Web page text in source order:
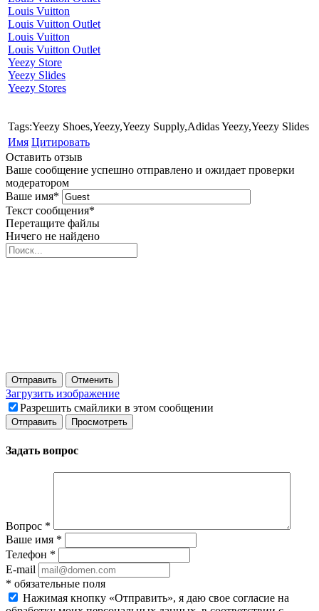
Louis Vuitton
Louis Vuitton Outlet
Louis Vuitton
Louis Vuitton Outlet
Yeezy Store
Yeezy Slides
Yeezy Stores
Tags:Yeezy Shoes,Yeezy,Yeezy Supply,Adidas Yeezy,Yeezy Slides
Имя Цитировать
Оставить отзыв
Ваше сообщение успешно отправлено и ожидает проверки
модератором
Ваше имя*
Текст сообщения*
Перетащите файлы
Ничего не найдено
Отправить Отменить
Загрузить изображение
Разрешить смайлики в этом сообщении
Задать вопрос
Вопрос *
Ваше имя *
Телефон *
E-mail
* обязательные поля
Нажимая кнопку «Отправить», я даю свое согласие на